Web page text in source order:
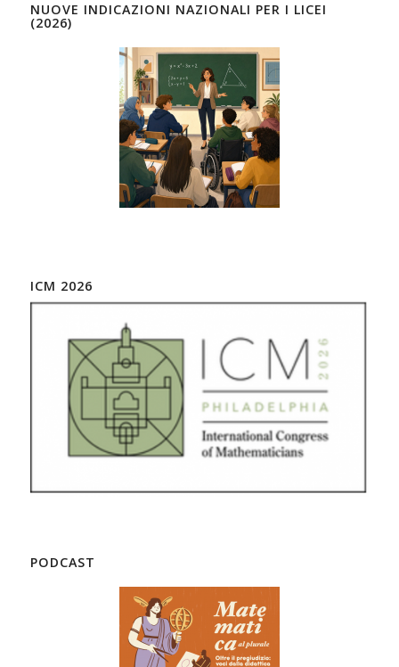
NUOVE INDICAZIONI NAZIONALI PER I LICEI
(2026)
ICM 2026
PODCAST